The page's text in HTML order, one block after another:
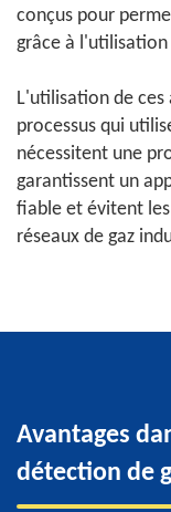
conçus pour
grâce à
L'utilisation de ces
processus qui
nécessitent une
garantissent un
fiable et évitent
réseaux de gaz
Avantages
détection de